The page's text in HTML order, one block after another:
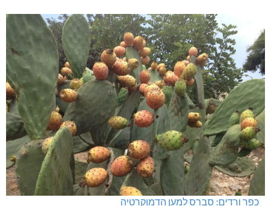
כפר ורדים: סברס למען הדמוקרטיה